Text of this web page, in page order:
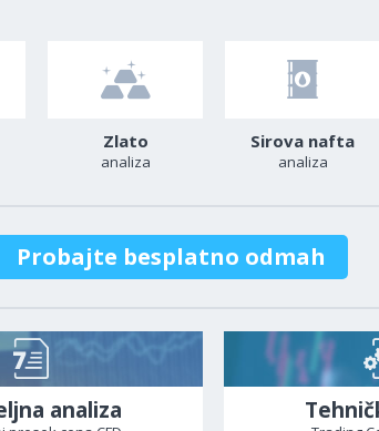
Zlato
analiza
Sirova nafta
analiza
Probajte besplatno odmah
analiza